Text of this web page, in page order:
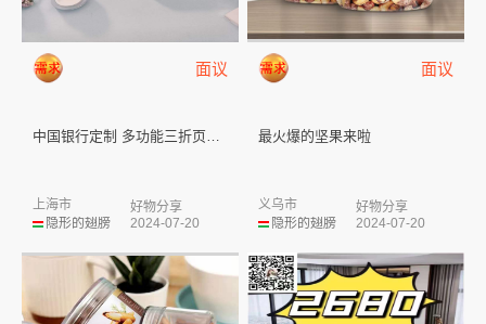
面议
中国银行定制 多功能三折页电源...
隐形的翅膀
上海市
好物分享
2024-07-20
面议
最火爆的坚果来啦
隐形的翅膀
义乌市
好物分享
2024-07-20